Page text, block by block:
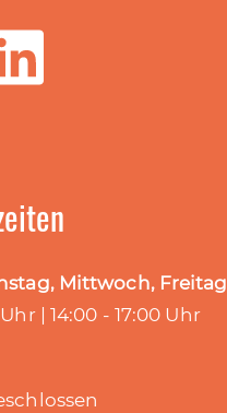
Mittwoch, Freitag
| 14:00 - 17:00 Uhr